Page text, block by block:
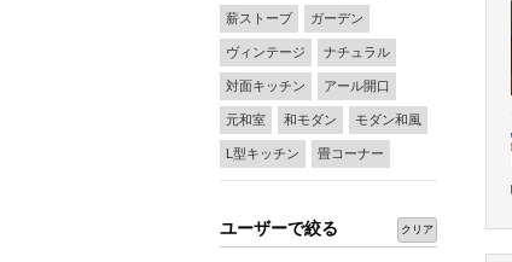
薪ストーブ ガーデン
ヴィンテージ ナチュラル
対面キッチン アール開口
元和室 和モダン モダン和風
L型キッチン 畳コーナー
ユーザーで絞る クリア